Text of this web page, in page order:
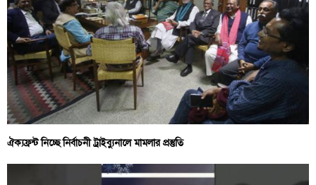
ঐক্যফ্রন্ট নিচ্ছে নির্বাচনী ট্রাইব্যুনালে মামলার প্রস্তুতি